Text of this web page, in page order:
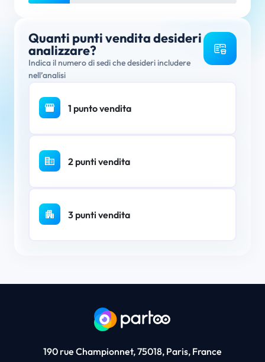
Quanti punti vendita desideri
analizzare?
Indica il numero di sedi che desideri includere
nell’analisi
1 punto vendita
2 punti vendita
3 punti vendita
190 rue Championnet, 75018, Paris, France